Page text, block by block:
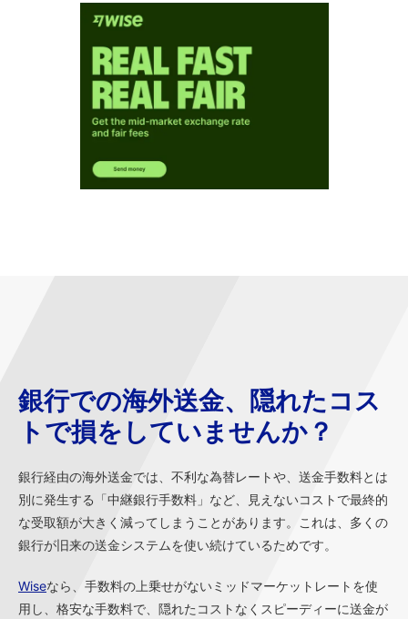
銀行での海外送金、隠れたコス
トで損をしていませんか？
銀行経由の海外送金では、不利な為替レートや、送金手数料とは
別に発生する「中継銀行手数料」など、見えないコストで最終的
な受取額が大きく減ってしまうことがあります。これは、多くの
銀行が旧来の送金システムを使い続けているためです。
Wiseなら、手数料の上乗せがないミッドマーケットレートを使
用し、格安な手数料で、隠れたコストなくスピーディーに送金が